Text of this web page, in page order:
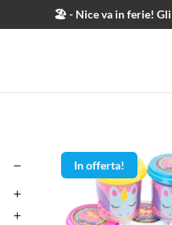
🏖️ - Nice va in ferie! Gli
In offerta!